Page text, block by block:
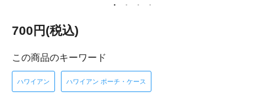
700円(税込)
この商品のキーワード
ハワイアン ハワイアン ポーチ・ケース